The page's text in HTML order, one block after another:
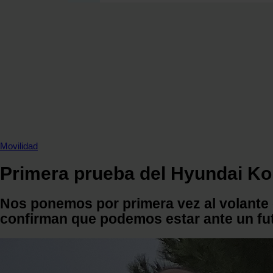
MOVILIDAD
ALMACENAMIENTO
STARTUPS & INNOVACIÓN
Movilidad
Primera prueba del Hyundai
Nos ponemos por primera vez al
confirman que podemos estar ante un